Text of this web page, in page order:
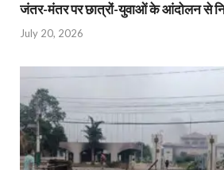
जंतर-मंतर पर छात्रों-युवाओं के आंदोलन से
July 20, 2026